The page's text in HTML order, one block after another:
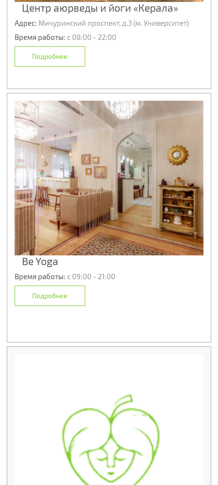
Центр аюрведы и йоги «Керала»
Адрес: Мичуринский проспект, д.3 (м. Университет)
Время работы: с 08:00 - 22:00
Подробнее
Be Yoga
Время работы: с 09:00 - 21:00
Подробнее